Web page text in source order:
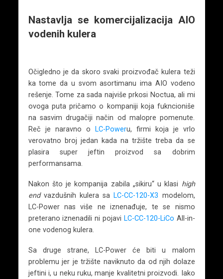
Nastavlja se komercijalizacija AIO
vodenih kulera
Očigledno je da skoro svaki proizvođač kulera teži
ka tome da u svom asortimanu ima AIO vodeno
rešenje. Tome za sada najviše prkosi Noctua, ali mi
ovoga puta pričamo o kompaniji koja fukncioniše
na sasvim drugačiji način od malopre pomenute.
Reč je naravno o
LC-Poweru, firmi koja je vrlo
verovatno broj jedan kada na tržište treba da se
plasira super jeftin proizvod sa dobrim
performansama.
Nakon što je kompanija zabila „sikiru“ u klasi high
endvazdušnih kulera sa LC-CC-120-X3 modelom,
LC-Power nas više ne iznenađuje, te se nismo
preterano iznenadili ni pojavi LC-CC-120-LiCo All-in-
one vodenog kulera.
Sa druge strane, LC-Power će biti u malom
problemu jer je tržište naviknuto da od njih dolaze
jeftini i, u neku ruku, manje kvalitetni proizvodi. Iako